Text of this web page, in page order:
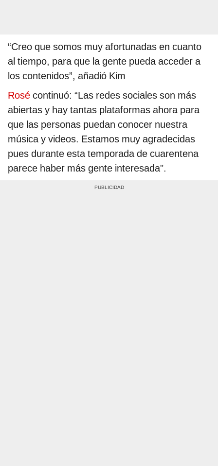
“Creo que somos muy afortunadas en cuanto
al tiempo, para que la gente pueda acceder a
los contenidos”, añadió Kim
Rosé continuó: “Las redes sociales son más
abiertas y hay tantas plataformas ahora para
que las personas puedan conocer nuestra
música y videos. Estamos muy agradecidas
pues durante esta temporada de cuarentena
parece haber más gente interesada".